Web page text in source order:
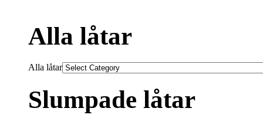
Alla låtar
Alla låtar
Slumpade låtar